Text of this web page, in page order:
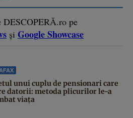
DESCOPERĂ.ro pe
și Google Showcase
unui cuplu de pensionari care
datorii: metoda plicurilor le-a
viața